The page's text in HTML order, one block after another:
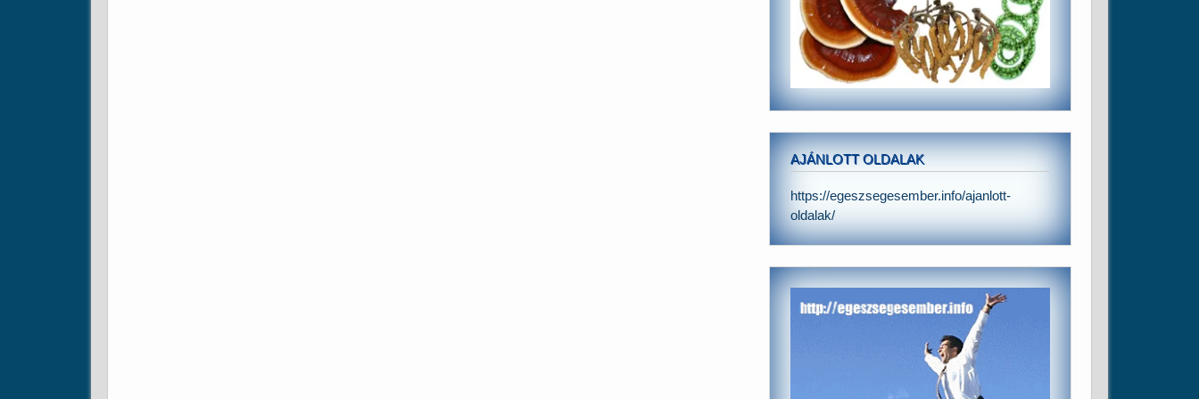
AJÁNLOTT OLDALAK
https://egeszsegesember.info/ajanlott-
oldalak/